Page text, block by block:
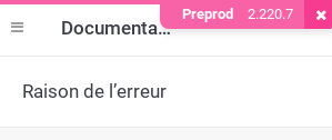
Documentation
Raison de l’erreur
Preprod 2.220.7